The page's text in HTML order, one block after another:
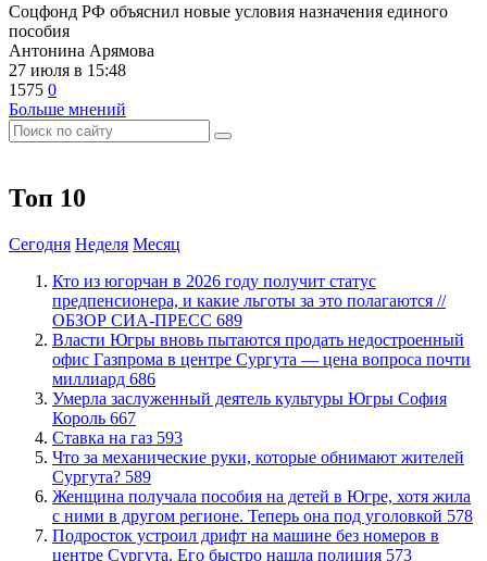
Соцфонд РФ объяснил новые условия назначения единого
пособия
Антонина Арямова
27 июля в 15:48
1575 0
Больше мнений
Топ 10
Сегодня Неделя Месяц
Кто из югорчан в 2026 году получит статус
предпенсионера, и какие льготы за это полагаются //
ОБЗОР СИА-ПРЕСС 689
Власти Югры вновь пытаются продать недостроенный
офис Газпрома в центре Сургута — цена вопроса почти
миллиард 686
​Умерла заслуженный деятель культуры Югры София
Король 667
Ставка на газ 593
​Что за механические руки, которые обнимают жителей
Сургута? 589
Женщина получала пособия на детей в Югре, хотя жила
с ними в другом регионе. Теперь она под уголовкой 578
Подросток устроил дрифт на машине без номеров в
центре Сургута. Его быстро нашла полиция 573